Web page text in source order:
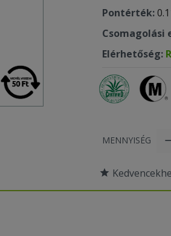
Pontérték:
Csomagolási
Elérhetőség:
MENNYISÉG